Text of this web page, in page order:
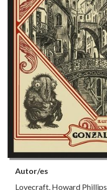
Autor/es
Lovecraft, Howard Phillips